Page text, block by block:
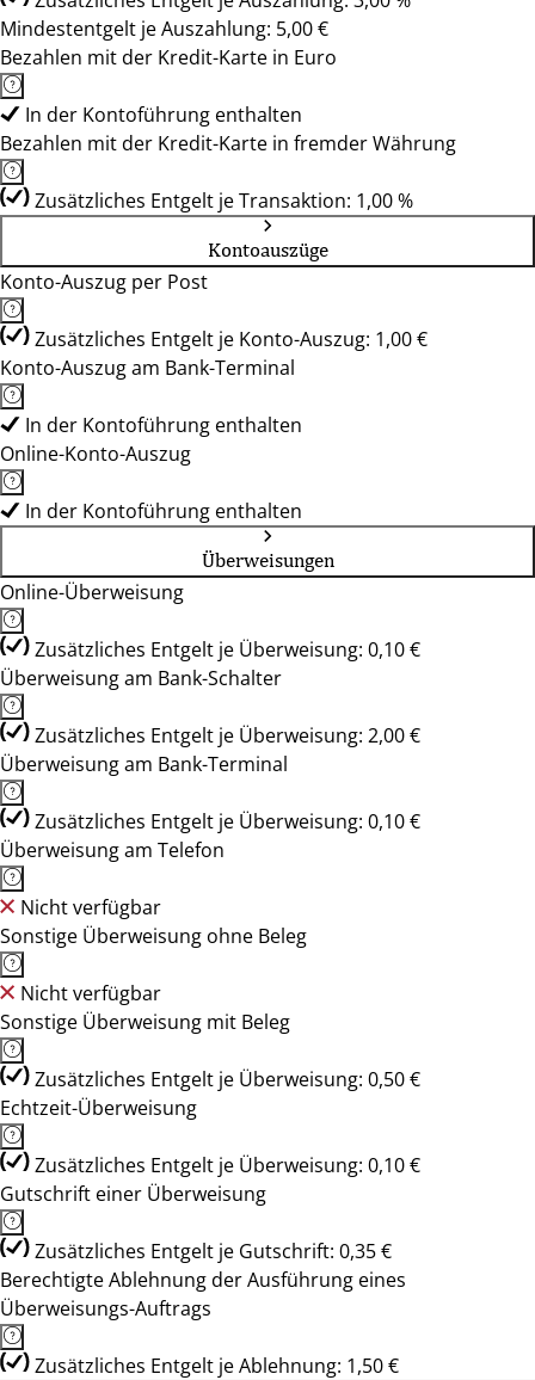
Mindestentgelt je Auszahlung: 5,00 €
Bezahlen mit der Kredit-Karte in Euro
In der Kontoführung enthalten
Bezahlen mit der Kredit-Karte in fremder Währung
Zusätzliches Entgelt je Transaktion: 1,00 %
Kontoauszüge
Konto-Auszug per Post
Zusätzliches Entgelt je Konto-Auszug: 1,00 €
Konto-Auszug am Bank-Terminal
In der Kontoführung enthalten
Online-Konto-Auszug
In der Kontoführung enthalten
Überweisungen
Online-Überweisung
Zusätzliches Entgelt je Überweisung: 0,10 €
Überweisung am Bank-Schalter
Zusätzliches Entgelt je Überweisung: 2,00 €
Überweisung am Bank-Terminal
Zusätzliches Entgelt je Überweisung: 0,10 €
Überweisung am Telefon
Nicht verfügbar
Sonstige Überweisung ohne Beleg
Nicht verfügbar
Sonstige Überweisung mit Beleg
Zusätzliches Entgelt je Überweisung: 0,50 €
Echtzeit-Überweisung
Zusätzliches Entgelt je Überweisung: 0,10 €
Gutschrift einer Überweisung
Zusätzliches Entgelt je Gutschrift: 0,35 €
Berechtigte Ablehnung der Ausführung eines
Überweisungs-Auftrags
Zusätzliches Entgelt je Ablehnung: 1,50 €